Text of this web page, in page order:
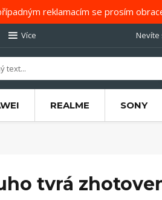
reklamacím se prosím
Více Nevíte
REALME SONY
tvrá